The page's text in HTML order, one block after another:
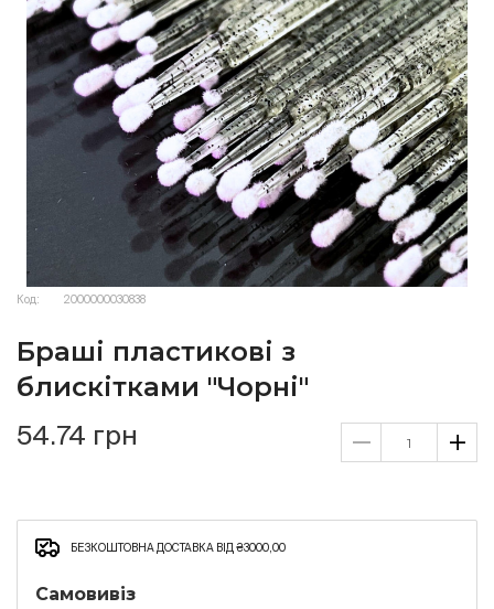
Код: 2000000030838
Браші пластикові з
блискітками "Чорні"
54.74 грн
БЕЗКОШТОВНА ДОСТАВКА ВІД ₴3000,00
Самовивіз